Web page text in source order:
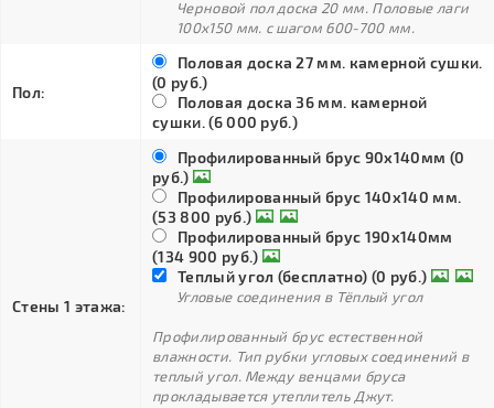
Черновой пол доска 20 мм. Половые лаги
100х150 мм. с шагом 600-700 мм.
Пол:
Половая доска 27 мм. камерной сушки.
(0 руб.)
Половая доска 36 мм. камерной
сушки. (6 000 руб.)
Стены 1 этажа:
Профилированный брус 90х140мм (0
руб.)
Профилированный брус 140х140 мм.
(53 800 руб.)
Профилированный брус 190х140мм
(134 900 руб.)
Теплый угол (бесплатно) (0 руб.)
Угловые соединения в Тёплый угол
Профилированный брус естественной
влажности. Тип рубки угловых соединений в
теплый угол. Между венцами бруса
прокладывается утеплитель Джут.